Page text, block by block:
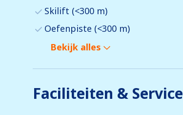
Skilift (<300 m)
Oefenpiste (<300 m)
Bekijk alles
Faciliteiten & Service